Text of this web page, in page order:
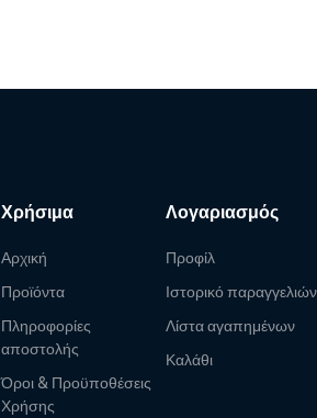
Χρήσιμα
Αρχική
Προϊόντα
Πληροφορίες
αποστολής
Όροι & Προϋποθέσεις
Χρήσης
Λογαριασμός
Προφίλ
Ιστορικό παραγγελιών
Λίστα αγαπημένων
Καλάθι